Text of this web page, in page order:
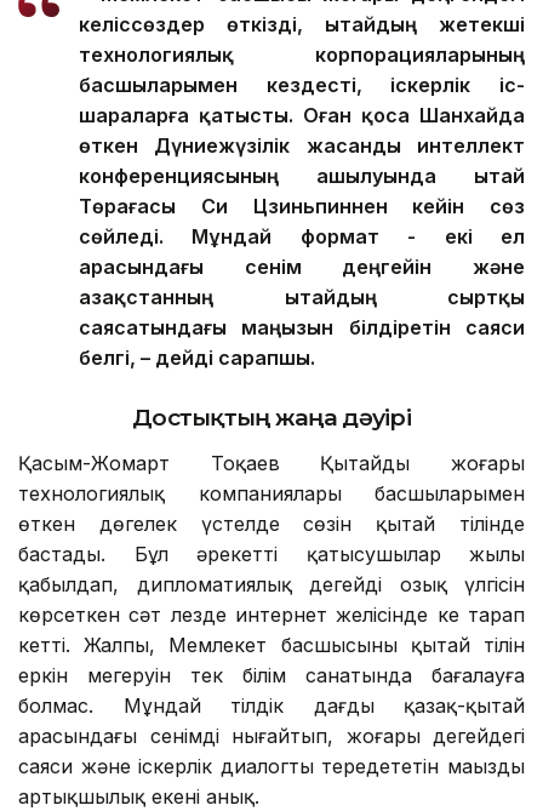
келіссөздер өткізді, Қытайдың жетекші
технологиялық корпорацияларының
басшыларымен кездесті, іскерлік іс-
шараларға қатысты. Оған қоса Шанхайда
өткен Дүниежүзілік жасанды интеллект
конференциясының ашылуында Қытай
Төрағасы Си Цзиньпиннен кейін сөз
сөйледі. Мұндай формат - екі ел
арасындағы сенім деңгейін және
Қазақстанның Қытайдың сыртқы
саясатындағы маңызын білдіретін саяси
белгі, – дейді сарапшы.
Достықтың жаңа дәуірі
Қасым-Жомарт Тоқаев Қытайдың жоғары
технологиялық компаниялары басшыларымен
өткен дөңгелек үстелде сөзін қытай тілінде
бастады. Бұл әрекетті қатысушылар жылы
қабылдап, дипломатиялық деңгейдің озық үлгісін
көрсеткен сәт лезде интернет желісінде кең тарап
кетті. Жалпы, Мемлекет басшысының қытай тілін
еркін меңгеруін тек білім санатында бағалауға
болмас. Мұндай тілдік дағды қазақ-қытай
арасындағы сенімді нығайтып, жоғары деңгейдегі
саяси және іскерлік диалогты тереңдететін маңызды
артықшылық екені анық.